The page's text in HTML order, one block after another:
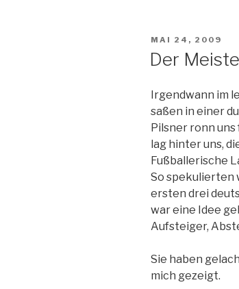
MAI 24, 2009
Der
Irgendwann im
saßen in einer
Pilsner ronn
lag hinter uns,
Fußballerische
So spekulierten
ersten drei
war eine Idee
Aufsteiger,
Sie haben
mich gezeigt.